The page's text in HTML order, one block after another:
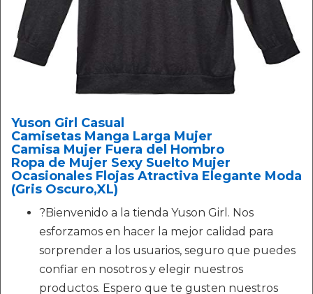
Yuson Girl Casual
Camisetas Manga Larga Mujer
Camisa Mujer Fuera del Hombro
Ropa de Mujer Sexy Suelto Mujer
Ocasionales Flojas Atractiva Elegante Moda
(Gris Oscuro,XL)
?Bienvenido a la tienda Yuson Girl. Nos
esforzamos en hacer la mejor calidad para
sorprender a los usuarios, seguro que puedes
confiar en nosotros y elegir nuestros
productos. Espero que te gusten nuestros